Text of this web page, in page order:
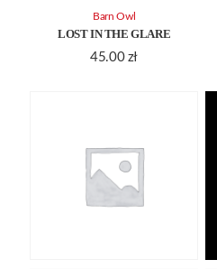
LOST IN THE GLARE
45.00 zł
Barn Owl